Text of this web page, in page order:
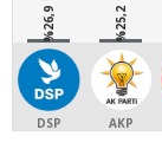
%26,9
DSP
%25,2
AKP